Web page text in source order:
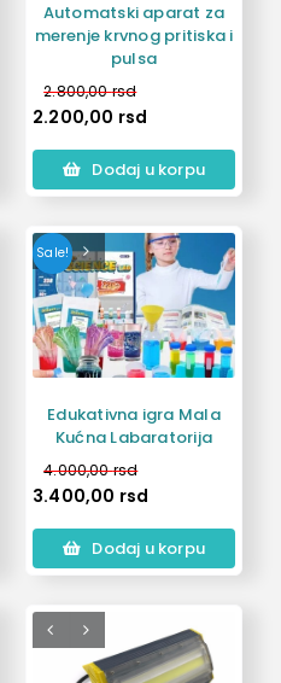
Automatski aparat za
merenje krvnog pritiska i
pulsa
2.800,00rsd
2.200,00 rsd
Dodaj u korpu
Sale!
Edukativna igra Mala
Kućna Labaratorija
4.000,00rsd
3.400,00 rsd
Dodaj u korpu